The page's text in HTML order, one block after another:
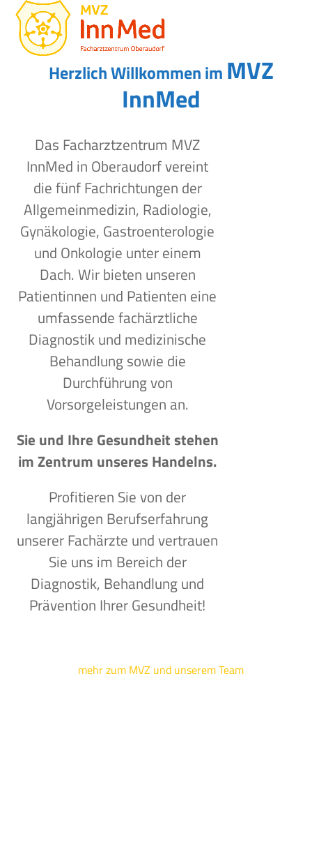
Skip
content
Open
mobile
menu
Close
mobile
menu
Herzlich Willkommen im MVZ
InnMed
Das Facharztzentrum MVZ
InnMed in Oberaudorf vereint
die fünf Fachrichtungen der
Allgemeinmedizin, Radiologie,
Gynäkologie, Gastroenterologie
und Onkologie unter einem
Dach. Wir bieten unseren
Patientinnen und Patienten eine
umfassende fachärztliche
Diagnostik und medizinische
Behandlung sowie die
Durchführung von
Vorsorgeleistungen an.
Sie und Ihre Gesundheit stehen
im Zentrum unseres Handelns.
Profitieren Sie von der
langjährigen Berufserfahrung
unserer Fachärzte und vertrauen
Sie uns im Bereich der
Diagnostik, Behandlung und
Prävention Ihrer Gesundheit!
mehr zum MVZ und unserem Team